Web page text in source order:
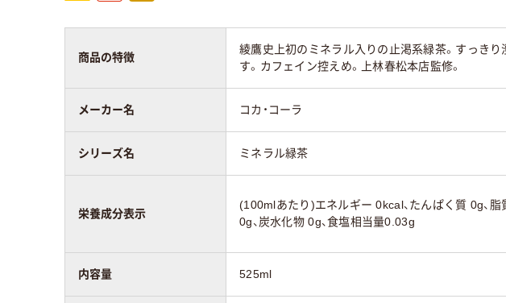
商品の特徴
綾鷹史上初のミネラル入りの止渇系緑茶。すっき
す。カフェイン控えめ。上林春松本店監修。
メーカー名 コカ・コーラ
シリーズ名 ミネラル緑茶
栄養成分表示
(100mlあたり)エネルギー 0kcal、たんぱく質 0g、脂
0g、炭水化物 0g、食塩相当量0.03g
内容量 525ml